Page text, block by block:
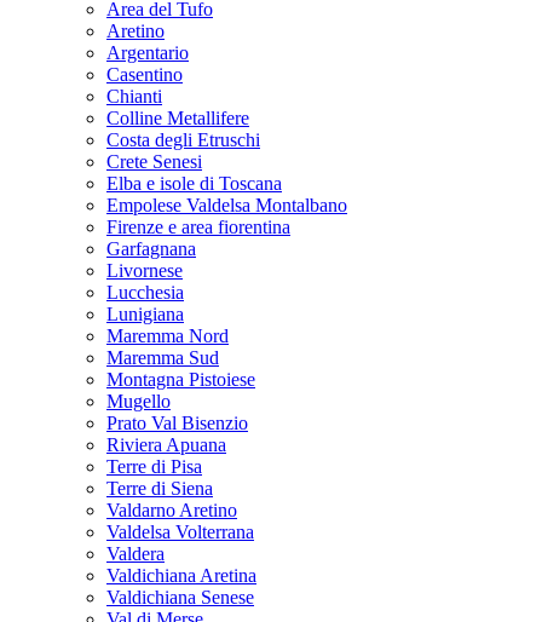
Area del Tufo
Aretino
Argentario
Casentino
Chianti
Colline Metallifere
Costa degli Etruschi
Crete Senesi
Elba e isole di Toscana
Empolese Valdelsa Montalbano
Firenze e area fiorentina
Garfagnana
Livornese
Lucchesia
Lunigiana
Maremma Nord
Maremma Sud
Montagna Pistoiese
Mugello
Prato Val Bisenzio
Riviera Apuana
Terre di Pisa
Terre di Siena
Valdarno Aretino
Valdelsa Volterrana
Valdera
Valdichiana Aretina
Valdichiana Senese